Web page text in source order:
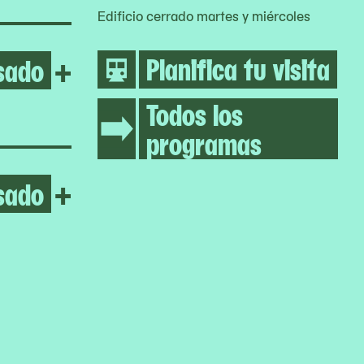
+ Open Jumana Manna
+
Edificio cerrado martes y miércoles
Planifica tu visita
Todos los
programas